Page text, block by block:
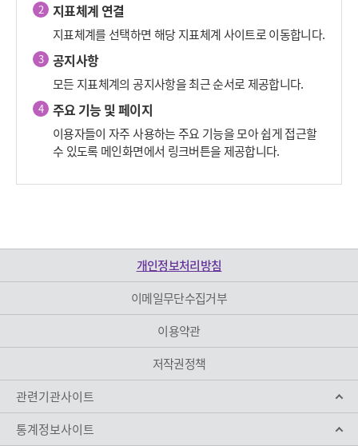
2 지표체계 연결
지표체계를 선택하면 해당 지표체계 사이트로 이동합니다.
3 공지사항
모든 지표체계의 공지사항을 최근 순서로 제공합니다.
4 주요 기능 및 페이지
이용자들이 자주 사용하는 주요 기능을 모아 쉽게 접근할
수 있도록 메인화면에서 링크버튼을 제공합니다.
개인정보처리방침
이메일무단수집거부
이용약관
저작권정책
관련기관사이트
통계정보사이트